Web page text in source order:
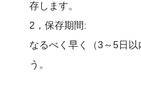
存します。
2，保存期間:
なるべく早く（3～5日
う。